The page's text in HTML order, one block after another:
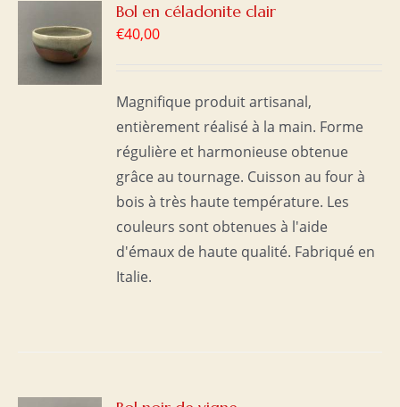
Bol en céladonite clair
€40,00
Magnifique produit artisanal,
entièrement réalisé à la main. Forme
régulière et harmonieuse obtenue
grâce au tournage. Cuisson au four à
bois à très haute température. Les
couleurs sont obtenues à l'aide
d'émaux de haute qualité. Fabriqué en
Italie.